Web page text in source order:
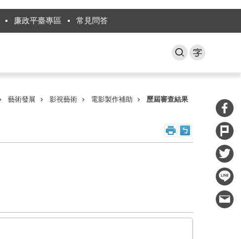
廉政平臺專區 常見問答
藝術發展 影視藝術 電影製作補助 歷屆審查結果